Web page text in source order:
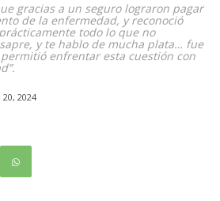
gracias a un seguro lograron pagar
de la enfermedad, y reconoció
todo lo que no
y te hablo de mucha plata… fue
enfrentar esta cuestión con
2024